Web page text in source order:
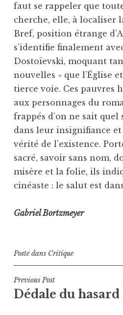
faut se rappeler que
cherche, elle, à localiser
Bref, position étrange
s’identifie finalement
Dostoïevski, moquant
nouvelles » que l’Église
tierce voie. Ces pauvres
aux personnages du
frappés d’on ne sait quel
dans leur insignifiance
vérité de l’existence.
sacré, savoir sans nom,
misère et la folie, ils
cinéaste : le salut est
Gabriel Bortzmeyer
Posté dans Critique
Navigation
de
Previous Post
Dédale du hasard